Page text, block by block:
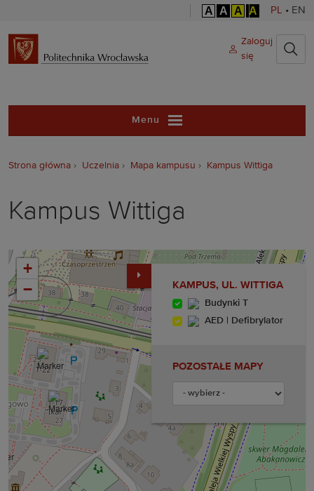
A A A A PL • EN
Politechnika
Zaloguj
się
Menu
Strona główna Uczelnia Mapa kampusu Kampus Wittiga
Kampus Wittiga
+
−
KAMPUS, UL. WITTIGA
Budynki T
AED | Defibrylator
POZOSTAŁE MAPY